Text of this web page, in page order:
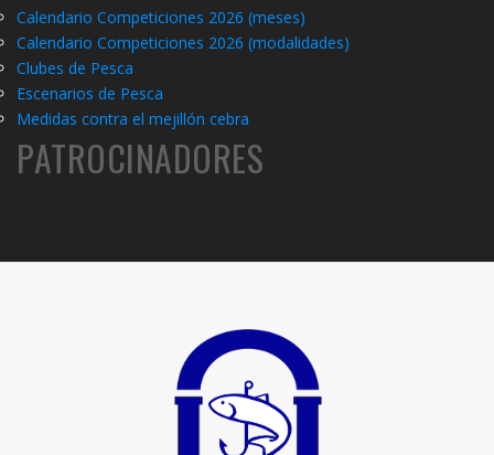
Calendario Competiciones 2026 (meses)
Calendario Competiciones 2026 (modalidades)
Clubes de Pesca
Escenarios de Pesca
Medidas contra el mejillón cebra
PATROCINADORES